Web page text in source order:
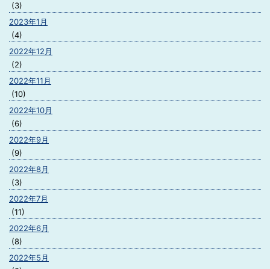
(3)
2023年1月
(4)
2022年12月
(2)
2022年11月
(10)
2022年10月
(6)
2022年9月
(9)
2022年8月
(3)
2022年7月
(11)
2022年6月
(8)
2022年5月